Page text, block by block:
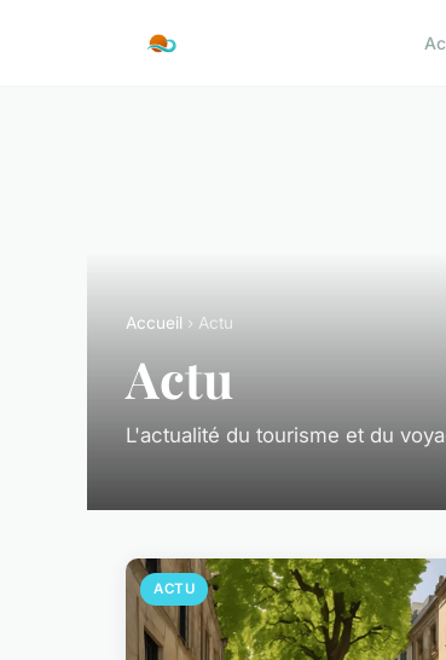
Accueil › Actu
Actu
L'actualité du tourisme et du
ACTU